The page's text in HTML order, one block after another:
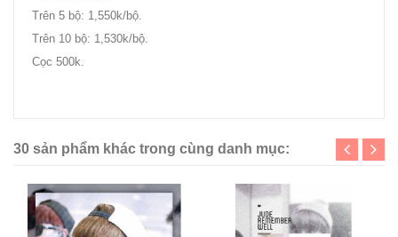
Trên 5 bộ: 1,550k/bộ.
Trên 10 bộ: 1,530k/bộ.
Cọc 500k.
30 sản phẩm khác trong cùng danh mục: